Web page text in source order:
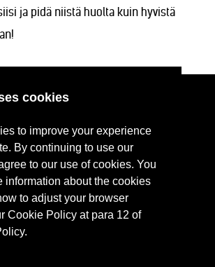
cookies
to improve your experience
By continuing to use our
to our use of cookies. You
information about the cookies
to adjust your browser
Cookie Policy at para 12 of
ja pidä niistä huolta kuin hyvistä
KEY ORGANISATIONS